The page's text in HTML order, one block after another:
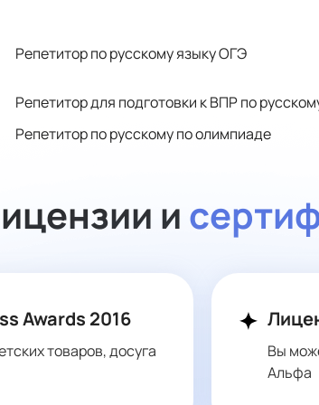
Репетитор по русскому языку ОГЭ
Репетитор для подготовки к ВПР по
Репетитор по русскому по олимпиаде
и
Awards 2016
товаров, досуга
Вы
Альфа